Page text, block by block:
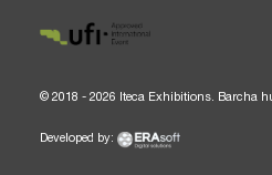
© 2018 - 2026 Iteca Exhibitions. Barcha
Developed by: